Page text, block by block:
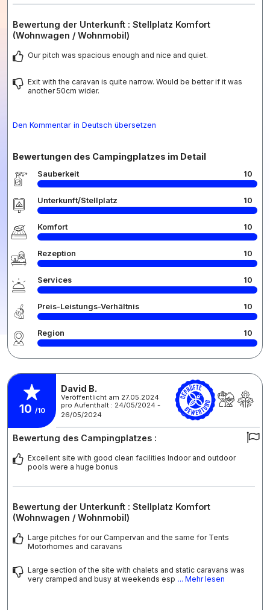
Bewertung der Unterkunft : Stellplatz Komfort
(Wohnwagen / Wohnmobil)
Our pitch was spacious enough and nice and quiet.
Exit with the caravan is quite narrow. Would be better if it was
another 50cm wider.
Den Kommentar in Deutsch übersetzen
Bewertungen des Campingplatzes im Detail
Sauberkeit 10
Unterkunft/Stellplatz 10
Komfort 10
Rezeption 10
Services 10
Preis-Leistungs-Verhältnis 10
Region 10
10 /10
David B.
Veröffentlicht am 27.05.2024
pro Aufenthalt : 24/05/2024 -
26/05/2024
Bewertung des Campingplatzes :
Excellent site with good clean facilities Indoor and outdoor
pools were a huge bonus
Bewertung der Unterkunft : Stellplatz Komfort
(Wohnwagen / Wohnmobil)
Large pitches for our Campervan and the same for Tents
Motorhomes and caravans
Large section of the site with chalets and static caravans was
very cramped and busy at weekends esp ... Mehr lesen